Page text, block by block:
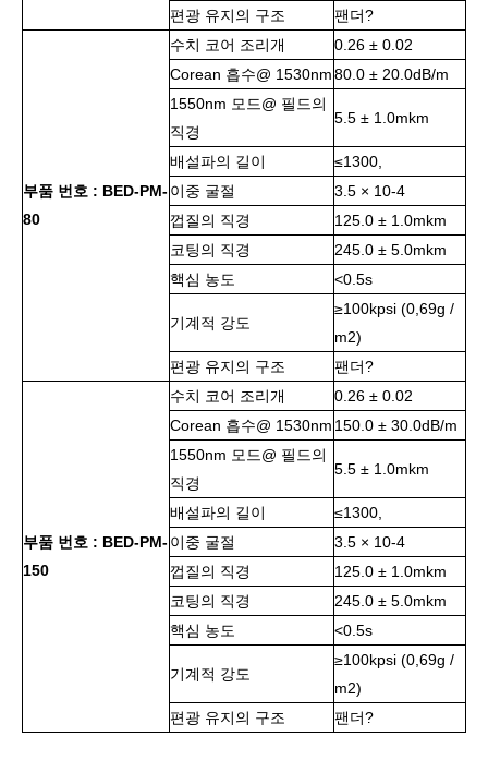
편광 유지의 구조
팬더?
부품 번호 : BED-PM-
80
수치 코어 조리개
0.26 ± 0.02
Corean 흡수@ 1530nm80.0 ± 20.0dB/m
1550nm 모드@ 필드의
직경
5.5 ± 1.0mkm
배설파의 길이
≤1300,
이중 굴절
3.5 × 10-4
껍질의 직경
125.0 ± 1.0mkm
코팅의 직경
245.0 ± 5.0mkm
핵심 농도
<0.5s
기계적 강도
≥100kpsi (0,69g /
m2)
편광 유지의 구조
팬더?
부품 번호 : BED-PM-
150
수치 코어 조리개
0.26 ± 0.02
Corean 흡수@ 1530nm 150.0 ± 30.0dB/m
1550nm 모드@ 필드의
직경
5.5 ± 1.0mkm
배설파의 길이
≤1300,
이중 굴절
3.5 × 10-4
껍질의 직경
125.0 ± 1.0mkm
코팅의 직경
245.0 ± 5.0mkm
핵심 농도
<0.5s
기계적 강도
≥100kpsi (0,69g /
m2)
편광 유지의 구조
팬더?